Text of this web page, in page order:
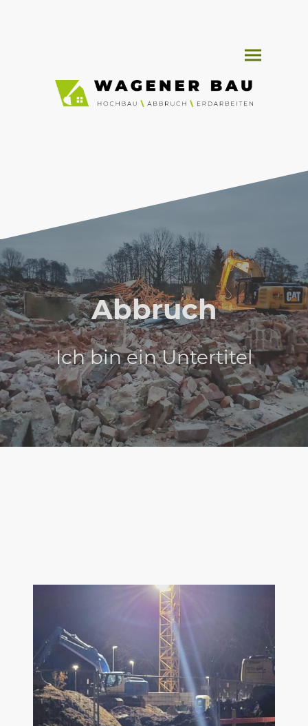
Abbruch
Ich bin ein Untertitel